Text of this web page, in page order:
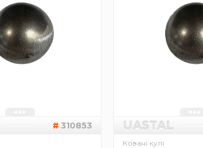
310853 UASTAL
Ковані кулі